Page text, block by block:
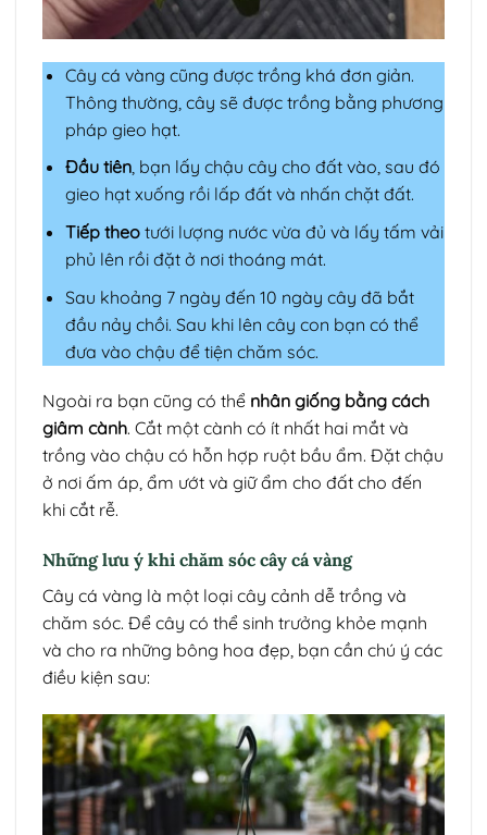
Cây cá vàng cũng được trồng khá đơn giản.
Thông thường, cây sẽ được trồng bằng phương
pháp gieo hạt.
Đầu tiên, bạn lấy chậu cây cho đất vào, sau đó
gieo hạt xuống rồi lấp đất và nhấn chặt đất.
Tiếp theotưới lượng nước vừa đủ và lấy tấm vải
phủ lên rồi đặt ở nơi thoáng mát.
Sau khoảng 7 ngày đến 10 ngày cây đã bắt
đầu nảy chồi. Sau khi lên cây con bạn có thể
đưa vào chậu để tiện chăm sóc.
Ngoài ra bạn cũng có thể nhân giống bằng cách
giâm cành. Cắt một cành có ít nhất hai mắt và
trồng vào chậu có hỗn hợp ruột bầu ẩm. Đặt chậu
ở nơi ấm áp, ẩm ướt và giữ ẩm cho đất cho đến
khi cắt rễ.
Những lưu ý khi chăm sóc cây cá vàng
Cây cá vàng là một loại cây cảnh dễ trồng và
chăm sóc. Để cây có thể sinh trưởng khỏe mạnh
và cho ra những bông hoa đẹp, bạn cần chú ý các
điều kiện sau: